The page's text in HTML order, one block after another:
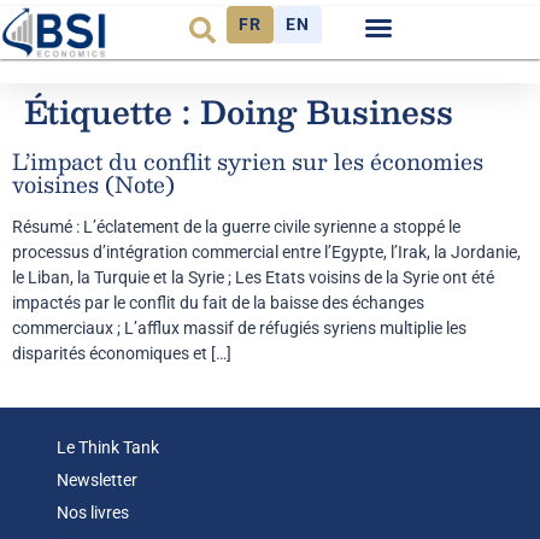
FR EN
Étiquette : Doing Business
L’impact du conflit syrien sur les économies
voisines (Note)
Résumé : L’éclatement de la guerre civile syrienne a stoppé le
processus d’intégration commercial entre l’Egypte, l’Irak, la Jordanie,
le Liban, la Turquie et la Syrie ; Les Etats voisins de la Syrie ont été
impactés par le conflit du fait de la baisse des échanges
commerciaux ; L’afflux massif de réfugiés syriens multiplie les
disparités économiques et […]
Le Think Tank
Newsletter
Nos livres